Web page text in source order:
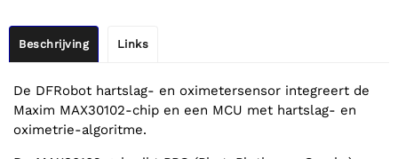
Beschrijving Links
De DFRobot hartslag- en oximetersensor integreert de
Maxim MAX30102-chip en een MCU met hartslag- en
oximetrie-algoritme.